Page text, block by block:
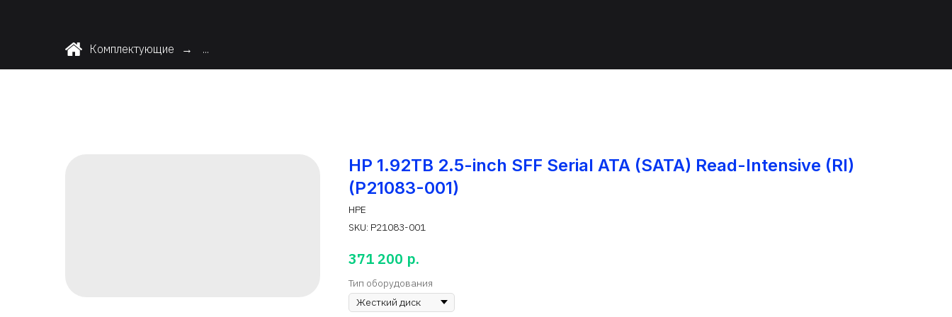
Комплектующие → ...
HP 1.92TB 2.5-inch SFF Serial ATA (SATA) Read-Intensive (RI)
(P21083-001)
HPE
SKU: P21083-001
371 200 р.
Тип оборудования